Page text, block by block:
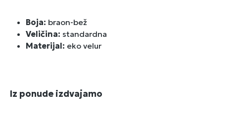
Boja: braon-bež
Veličina: standardna
Materijal: eko velur
Preskoči galeriju proizvoda
Iz ponude izdvajamo